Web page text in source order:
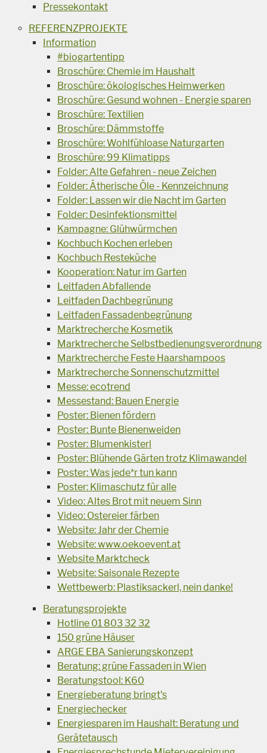
Pressekontakt
REFERENZPROJEKTE
Information
#biogartentipp
Broschüre: Chemie im Haushalt
Broschüre: ökologisches Heimwerken
Broschüre: Gesund wohnen - Energie sparen
Broschüre: Textilien
Broschüre: Dämmstoffe
Broschüre: Wohlfühloase Naturgarten
Broschüre: 99 Klimatipps
Folder: Alte Gefahren - neue Zeichen
Folder: Ätherische Öle - Kennzeichnung
Folder: Lassen wir die Nacht im Garten
Folder: Desinfektionsmittel
Kampagne: Glühwürmchen
Kochbuch Kochen erleben
Kochbuch Resteküche
Kooperation: Natur im Garten
Leitfaden Abfallende
Leitfaden Dachbegrünung
Leitfaden Fassadenbegrünung
Marktrecherche Kosmetik
Marktrecherche Selbstbedienungsverordnung
Marktrecherche Feste Haarshampoos
Marktrecherche Sonnenschutzmittel
Messe: ecotrend
Messestand: Bauen Energie
Poster: Bienen fördern
Poster: Bunte Bienenweiden
Poster: Blumenkisterl
Poster: Blühende Gärten trotz Klimawandel
Poster: Was jede*r tun kann
Poster: Klimaschutz für alle
Video: Altes Brot mit neuem Sinn
Video: Ostereier färben
Website: Jahr der Chemie
Website: www.oekoevent.at
Website Marktcheck
Website: Saisonale Rezepte
Wettbewerb: Plastiksackerl, nein danke!
Beratungsprojekte
Hotline 01 803 32 32
150 grüne Häuser
ARGE EBA Sanierungskonzept
Beratung: grüne Fassaden in Wien
Beratungstool: K60
Energieberatung bringt's
Energiechecker
Energiesparen im Haushalt: Beratung und
Gerätetausch